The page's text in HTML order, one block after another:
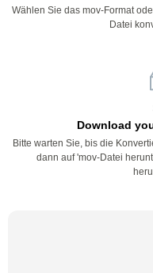
Wählen Sie das mov-Format
Datei
Download
Bitte warten Sie, bis die
dann auf 'mov-Datei